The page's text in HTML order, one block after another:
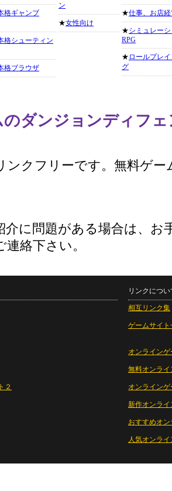
格ギャンブ
格シューティン
格ブラウザ
ン
★女性向け
★仕事、お店
★シミュレー
RPG
★ ロールプレ
グ
ダンジョンディフ
ンクフリーです。無料ゲー
介に問題がある場合は、お
連絡下さい。
２
リンクについ
相互リンク集
ゲームサイト
オンラインゲ
無料オンライ
オンライン
新作オンライ
おすすめオ
人気オンラ